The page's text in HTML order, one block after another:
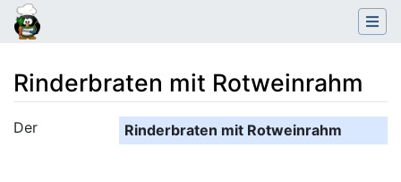
Rinderbraten mit Rotweinrahm
Wechseln zu: Navigation,Suche
Rinderbraten mit Rotweinrahm
Der